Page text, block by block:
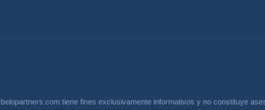
belopartners.com tiene fines exclusivamente informativos y no constituye